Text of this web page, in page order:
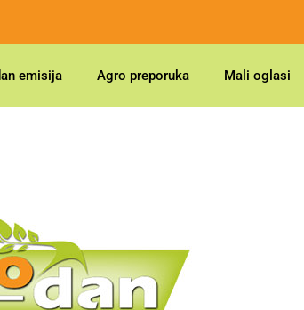
emisija Agro preporuka Mali oglasi